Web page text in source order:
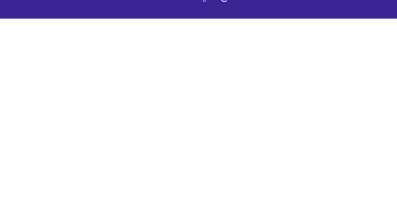
خريطة الموقع